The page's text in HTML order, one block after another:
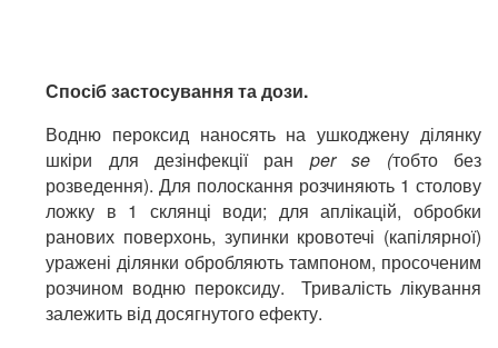
Спосіб застосування та дози.
Водню пероксид наносять на ушкоджену ділянку
шкіри для дезінфекції ран perse (тобто без
розведення). Для полоскання розчиняють 1 столову
ложку в 1 склянці води; для аплікацій, обробки
ранових поверхонь, зупинки кровотечі (капілярної)
уражені ділянки обробляють тампоном, просоченим
розчином водню пероксиду. Тривалість лікування
залежить від досягнутого ефекту.